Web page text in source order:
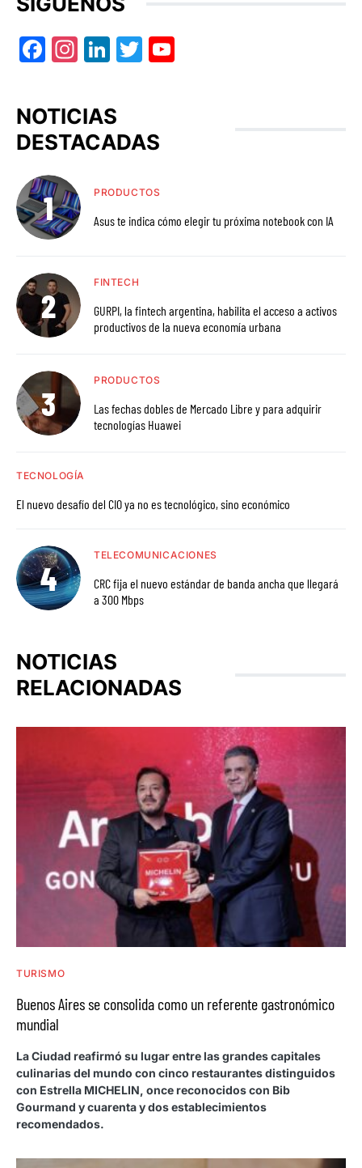
Facebook
Instagram
LinkedIn
Twitter
NOTICIAS
DESTACADAS
PRODUCTOS
Asus te indica cómo elegir tu próxima notebook con IA
FINTECH
GURPI, la fintech argentina, habilita el acceso a activos
productivos de la nueva economía urbana
PRODUCTOS
Las fechas dobles de Mercado Libre y para adquirir
tecnologías Huawei
TECNOLOGÍA
El nuevo desafío del CIO ya no es tecnológico, sino económico
TELECOMUNICACIONES
CRC fija el nuevo estándar de banda ancha que llegará
a 300 Mbps
NOTICIAS
RELACIONADAS
TURISMO
Buenos Aires se consolida como un referente gastronómico
mundial
La Ciudad reafirmó su lugar entre las grandes capitales
culinarias del mundo con cinco restaurantes distinguidos
con Estrella MICHELIN, once reconocidos con Bib
Gourmand y cuarenta y dos establecimientos
recomendados.